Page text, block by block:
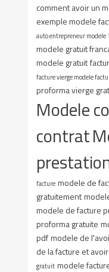
comment avoir un
exemple modele
auto entrepreneur modele
modele gratuit
modele gratuit
facture vierge modele
proforma vierge
Modele
contrat
facture modele de
gratuitement
modele de facture
proforma gratuite
pdf modele de
de la facture et
gratuit modele